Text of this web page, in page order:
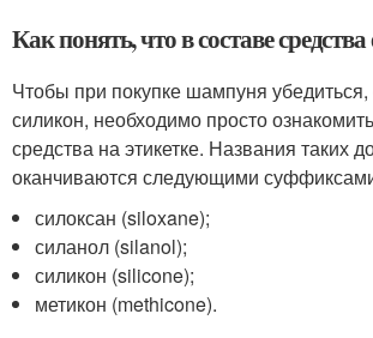
Как понять, что в составе
Чтобы при покупке шампуня убедиться,
силикон, необходимо просто
средства на этикетке. Названия таких
оканчиваются следующими
силоксан (siloxane);
силанол (silanol);
силикон (silicone);
метикон (methicone).